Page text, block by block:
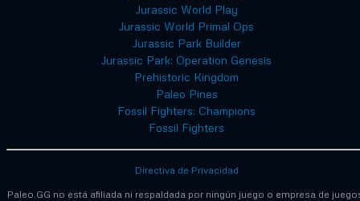
Jurassic World Play
Jurassic World Primal Ops
Jurassic Park Builder
Jurassic Park: Operation Genesis
Prehistoric Kingdom
Paleo Pines
Fossil Fighters: Champions
Fossil Fighters
Paleo.GG no está afiliada ni respaldada por ningún juego o empresa de
Directiva de Privacidad